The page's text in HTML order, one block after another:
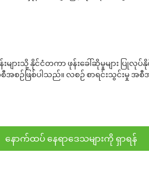
းများသို့ နိုင်ငံတကာ ဖုန်းခေါ်ဆိုမှုများ
ဉ်ဖြစ်ပါသည်။ လစဉ် စာရင်းသွင်းမှု အစီ
နောက်ထပ် နေရာဒေသများကို ရှာရန်